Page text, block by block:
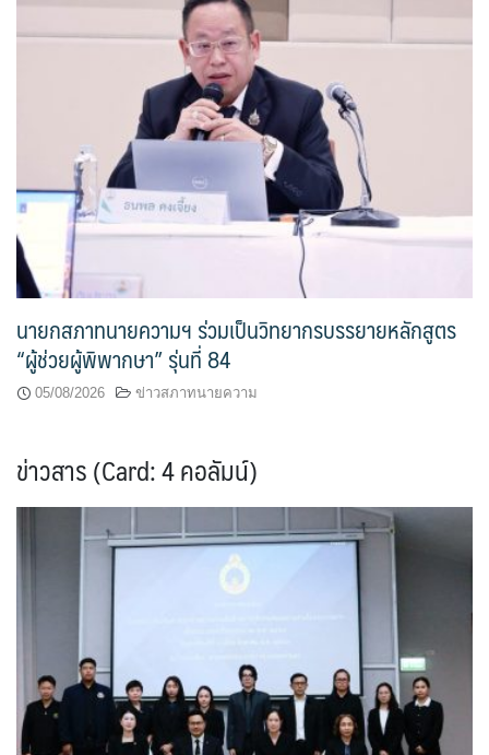
นายกสภาทนายความฯ ร่วมเป็นวิทยากรบรรยายหลักสูตร
“ผู้ช่วยผู้พิพากษา” รุ่นที่ 84
05/08/2026 ข่าวสภาทนายความ
ข่าวสาร (Card: 4 คอลัมน์)